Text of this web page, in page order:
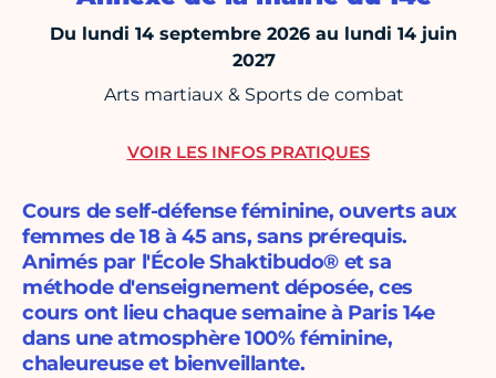
Du lundi 14 septembre 2026 au lundi 14 juin
2027
Arts martiaux & Sports de combat
Cours de self-défense féminine, ouverts aux
femmes de 18 à 45 ans, sans prérequis.
Animés par l'École Shaktibudo® et sa
méthode d'enseignement déposée, ces
cours ont lieu chaque semaine à Paris 14e
dans une atmosphère 100% féminine,
chaleureuse et bienveillante.
VOIR LES INFOS PRATIQUES